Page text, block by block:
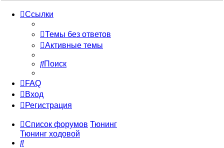
Ссылки
Темы без ответов
Активные темы
Поиск
FAQ
Вход
Регистрация
Список форумов Тюнинг
Тюнинг ходовой
Поиск